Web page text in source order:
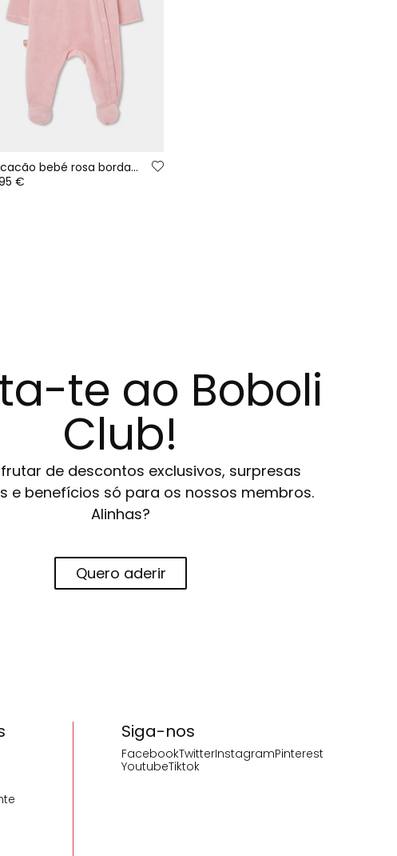
Macacão bebé rosa bordado de corujas
€
te ao Boboli
Club!
de descontos exclusivos, surpresas
e benefícios só para os nossos membros.
Alinhas?
Quero aderir
Siga-nos
FacebookTwitterInstagramPinterest
YoutubeTiktok